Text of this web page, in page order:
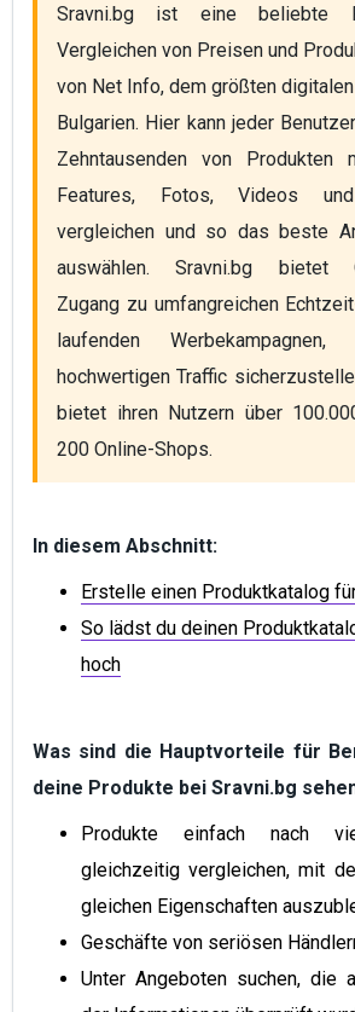
Sravni.bg ist eine beliebte
Vergleichen von Preisen und
von Net Info, dem größten
Bulgarien. Hier kann jeder
Zehntausenden von Produkten
Features, Fotos, Videos und
vergleichen und so das beste
auswählen. Sravni.bg bietet
Zugang zu umfangreichen
laufenden
hochwertigen Traffic
bietet ihren Nutzern über
200 Online-Shops.
In diesem Abschnitt:
Erstelle einen Produktkatalog
So lädst du deinen
hoch
Was sind die Hauptvorteile für
deine Produkte bei Sravni.bg
Produkte einfach nach
gleichzeitig vergleichen, mit
gleichen Eigenschaften
Geschäfte von seriösen
Unter Angeboten suchen, die